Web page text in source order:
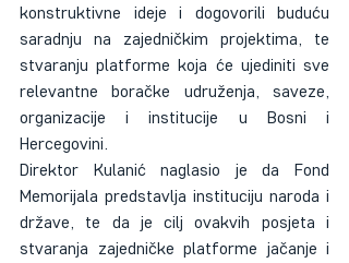
konstruktivne ideje i dogovorili buduću
saradnju na zajedničkim projektima, te
stvaranju platforme koja će ujediniti sve
relevantne boračke udruženja, saveze,
organizacije i institucije u Bosni i
Hercegovini.
Direktor Kulanić naglasio je da Fond
Memorijala predstavlja instituciju naroda i
države, te da je cilj ovakvih posjeta i
stvaranja zajedničke platforme jačanje i